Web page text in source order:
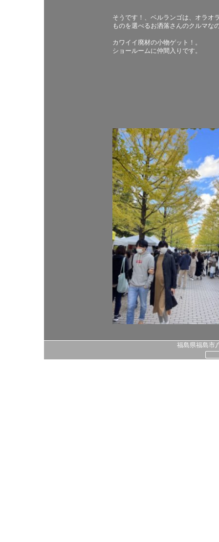
そうです！、ベルランゴは、オラオ
ものを選べるお洒落さんのクルマな
カワイイ廃材の小物ゲット！。
ショールームに仲間入りです。
福島県福島市